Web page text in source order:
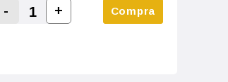
Decrease Quantity:
-
Increase Quantity:
+ Compra